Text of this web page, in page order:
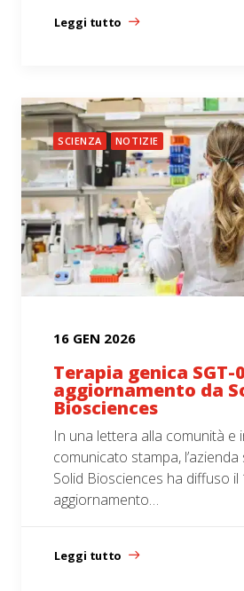
Leggi tutto
SCIENZA NOTIZIE
16 GEN 2026
Terapia genica SGT-
aggiornamento da
Biosciences
In una lettera alla comunità e
comunicato stampa,
Solid Biosciences ha diffuso il
aggiornamento…
Leggi tutto